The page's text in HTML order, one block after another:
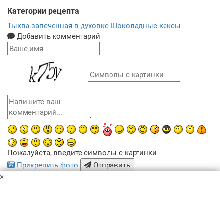
Категории рецепта
Тыква запеченная в духовке Шоколадные кексы
Добавить комментарий
Пожалуйста, введите символы с картинки
Прикрепить фото
Отправить
×